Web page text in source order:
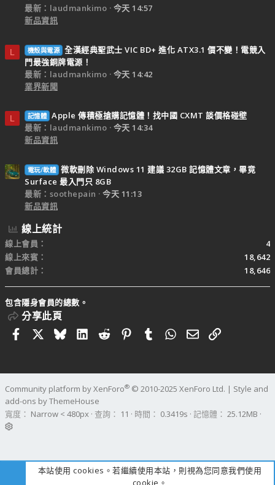
最新：laudmankimo
今天 14:57
新品資訊
L 機殼與電源 全漢經典聖武士 VIC BD+ 進化 ATX3.1 價不變！電競入
門最強銅牌電源！
最新：laudmankimo
今天 14:42
業界新聞
L 記憶體 Apple 傳積極搶購記憶體！找中國 CXMT 談價格碰壁
最新：laudmankimo
今天 14:34
新品資訊
電玩/軟體 微軟刪除 Windows 11 建議 32GB 記憶體文章，畢竟
Surface 最入門只 8GB
最新：soothepain
今天 11:13
新品資訊
線上統計
線上會員
4
線上來賓
18,642
會員總計
18,646
包含隱身會員的總數。
分享此頁
FacebookBlueskyLinkedIn
RedditPinterestTumblrWhatsApp
電子郵件
連結
Community platform by XenForo® © 2010-2025 XenForo Ltd. | Style and
add-ons by ThemeHouse
寬度
查詢 11 時間 0.3419s 記憶體 25.12MB
本站使用 cookies。若繼續使用本站，則視為您同意我們使用
cookie。